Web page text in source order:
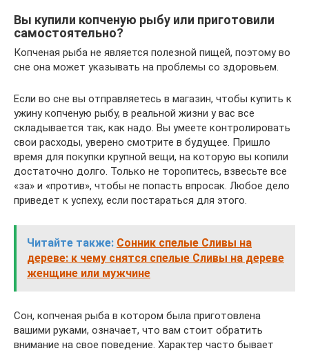
Вы купили копченую рыбу или приготовили
самостоятельно?
Копченая рыба не является полезной пищей, поэтому во
сне она может указывать на проблемы со здоровьем.
Если во сне вы отправляетесь в магазин, чтобы купить к
ужину копченую рыбу, в реальной жизни у вас все
складывается так, как надо. Вы умеете контролировать
свои расходы, уверено смотрите в будущее. Пришло
время для покупки крупной вещи, на которую вы копили
достаточно долго. Только не торопитесь, взвесьте все
«за» и «против», чтобы не попасть впросак. Любое дело
приведет к успеху, если постараться для этого.
Читайте также: Сонник спелые Сливы на
дереве: к чему снятся спелые Сливы на дереве
женщине или мужчине
Сон, копченая рыба в котором была приготовлена
вашими руками, означает, что вам стоит обратить
внимание на свое поведение. Характер часто бывает